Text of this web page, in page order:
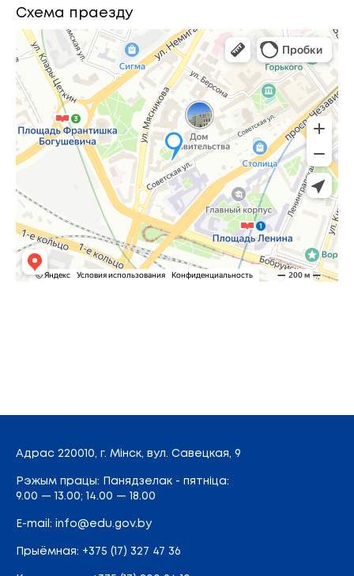
Схема праезду
Адрас 220010, г. Мінск, вул. Савецкая, 9
Рэжым працы: Панядзелак - пятніца:
9.00 — 13.00; 14.00 — 18.00
E-mail: info@edu.gov.by
Прыёмная: +375 (17) 327 47 36